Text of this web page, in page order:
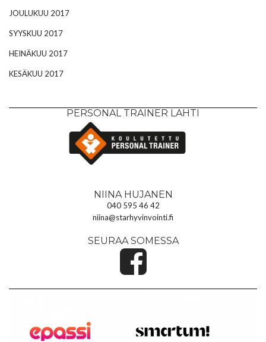
JOULUKUU 2017
SYYSKUU 2017
HEINÄKUU 2017
KESÄKUU 2017
PERSONAL TRAINER LAHTI
NIINA HUJANEN
040 595 46 42
niina@starhyvinvointi.fi
SEURAA SOMESSA